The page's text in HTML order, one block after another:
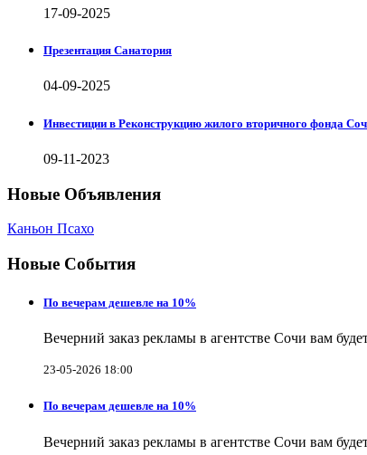
17-09-2025
Презентация Санатория
04-09-2025
Инвестиции в Реконструкцию жилого вторичного фонда
09-11-2023
Новые Объявления
Каньон Псахо
Новые События
По вечерам дешевле на 10%
Вечерний заказ рекламы в агентстве Сочи вам
23-05-2026 18:00
По вечерам дешевле на 10%
Вечерний заказ рекламы в агентстве Сочи вам